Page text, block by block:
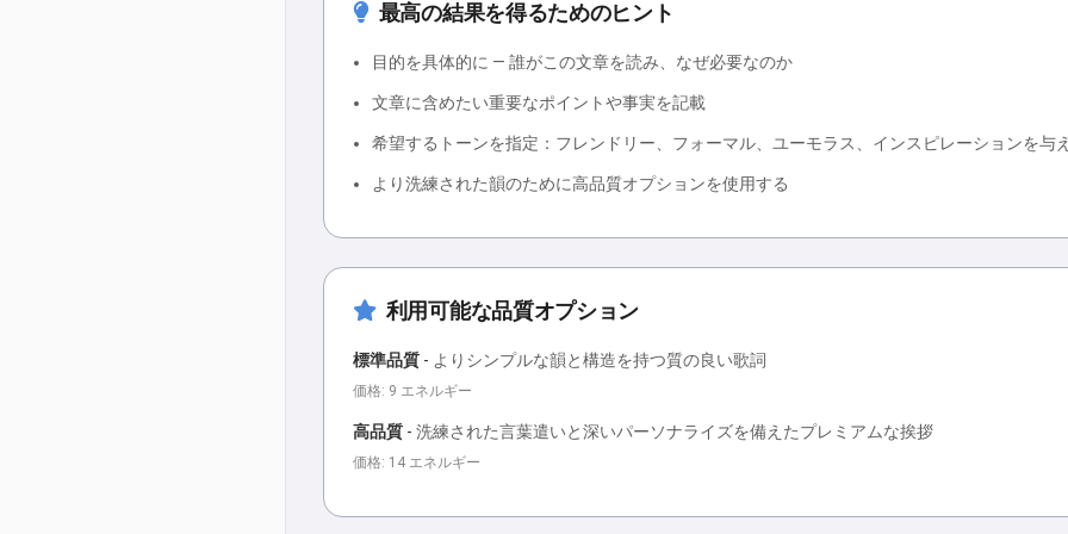
最高の結果を得るためのヒント
目的を具体的に — 誰がこの文章を読み、なぜ必要なのか
文章に含めたい重要なポイントや事実を記載
希望するトーンを指定：フレンドリー、フォーマル、ユーモラス、インスピレーションを与
より洗練された韻のために高品質オプションを使用する
利用可能な品質オプション
標準品質 - よりシンプルな韻と構造を持つ質の良い歌詞
価格: 9 エネルギー
高品質 - 洗練された言葉遣いと深いパーソナライズを備えたプレミアムな挨拶
価格: 14 エネルギー